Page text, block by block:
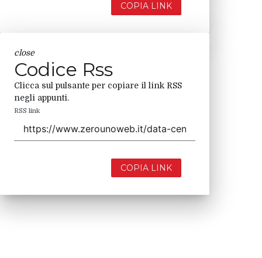
COPIA LINK
close
Codice Rss
Clicca sul pulsante per copiare il link RSS
negli appunti.
RSS link
COPIA LINK